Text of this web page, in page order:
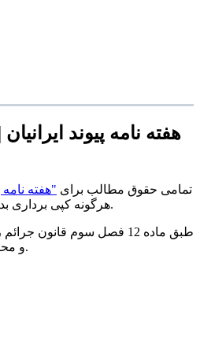
هفته نامه پیوند
تمامی حقوق مطالب برای "هفته نامه
هرگونه کپی برداری بدون ذکر منبع ممنوع می باشد.
طبق ماده 12 فصل سوم قانون
و محتوا پیگرد قانونی خواهد داشت.